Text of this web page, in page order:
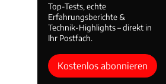
Top-Tests, echte
Erfahrungsberichte &
Technik-Highlights – direkt in
Ihr Postfach.
Kostenlos abonnieren